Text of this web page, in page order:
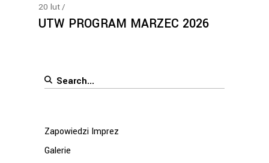
20 lut
UTW PROGRAM MARZEC 2026
Search
Zapowiedzi Imprez
Galerie